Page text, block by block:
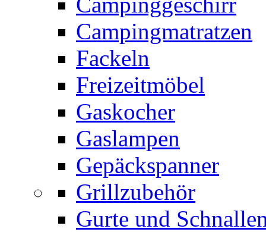
Campingmatratzen
Fackeln
Freizeitmöbel
Gaskocher
Gaslampen
Gepäckspanner
Grillzubehör
Gurte und